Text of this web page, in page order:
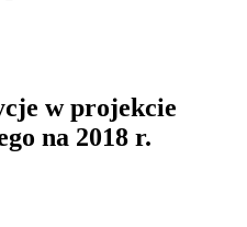
w projekcie
na 2018 r.